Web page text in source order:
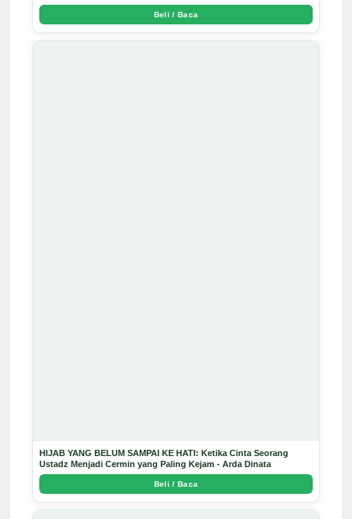
Beli / Baca
HIJAB YANG BELUM SAMPAI KE HATI: Ketika Cinta Seorang
Ustadz Menjadi Cermin yang Paling Kejam - Arda Dinata
Beli / Baca